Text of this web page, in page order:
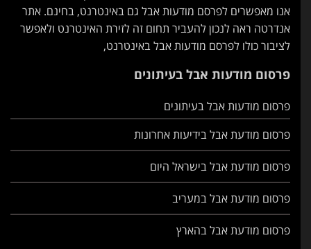
אנו מאפשרים לפרסם מודעות אבל גם באינטרנט, בחינם. אתר
אנדרטה ראה לנכון להעביר תחום זה לזירת האינטרנט ולאפשר
לציבור כולו לפרסם מודעות אבל באינטרנט,
פרסום מודעות אבל בעיתונים
פרסום מודעות אבל בעיתונים
פרסום מודעת אבל בידיעות אחרונות
פרסום מודעת אבל בישראל היום
פרסום מודעת אבל במעריב
פרסום מודעת אבל בהארץ